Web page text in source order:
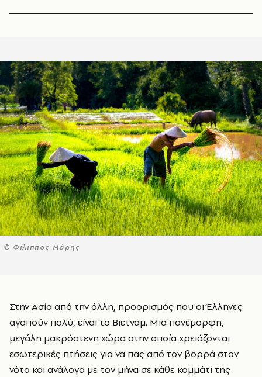
© Φίλιππος Μάρης
Στην Ασία από την άλλη, προορισμός που οι Έλληνες
αγαπούν πολύ, είναι το Βιετνάμ. Μια πανέμορφη,
μεγάλη μακρόστενη χώρα στην οποία χρειάζονται
εσωτερικές πτήσεις για να πας από τον βορρά στον
νότο και ανάλογα με τον μήνα σε κάθε κομμάτι της